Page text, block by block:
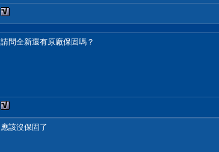
請問全新還有原廠保固嗎？
應該沒保固了